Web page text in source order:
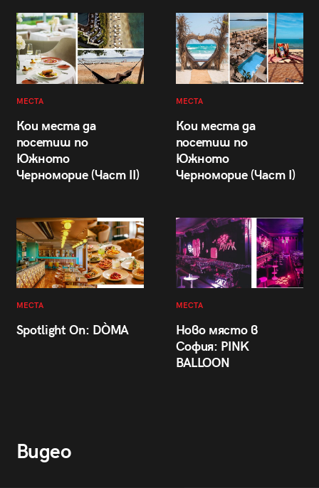
МЕСТА
Кои места да
посетиш по
Южното
Черноморие (Част II)
МЕСТА
Кои места да
посетиш по
Южното
Черноморие (Част I)
МЕСТА
Spotlight On: DÒMA
МЕСТА
Ново място в
София: PINK
BALLOON
Видео